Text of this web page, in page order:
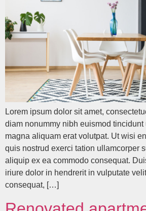
Lorem ipsum dolor sit amet,
diam nonummy nibh euismod tincidunt
magna aliquam erat volutpat. Ut wisi
quis nostrud exerci tation ullamcorper
aliquip ex ea commodo consequat.
iriure dolor in hendrerit in vulputate
consequat, […]